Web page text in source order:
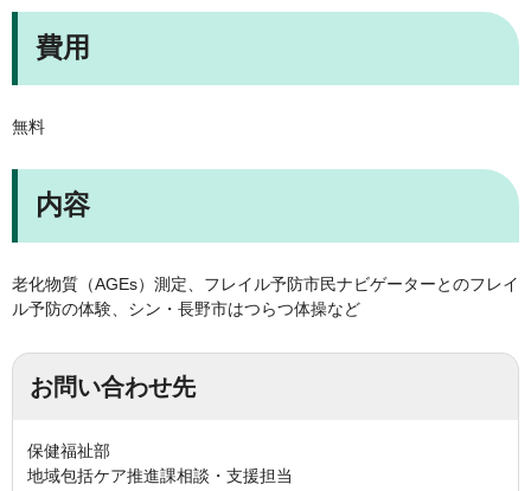
費用
無料
内容
老化物質（AGEs）測定、フレイル予防市民ナビゲーターとのフレイ
ル予防の体験、シン・長野市はつらつ体操など
お問い合わせ先
保健福祉部
地域包括ケア推進課相談・支援担当